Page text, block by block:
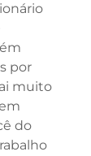
por
muito
do